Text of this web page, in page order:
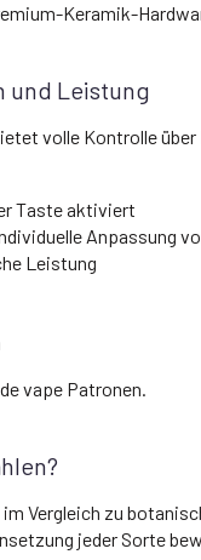
Keramik-
und Leistung
volle Kontrolle
Taste aktiviert
Anpassung
Leistung
vape Patronen.
Vergleich zu
jeder Sorte